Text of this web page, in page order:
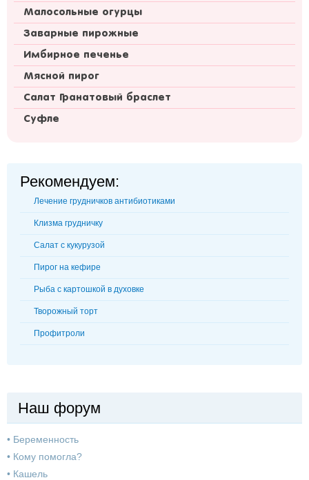
Малосольные огурцы
Заварные пирожные
Имбирное печенье
Мясной пирог
Салат Гранатовый браслет
Суфле
Рекомендуем:
Лечение грудничков антибиотиками
Клизма грудничку
Салат с кукурузой
Пирог на кефире
Рыба с картошкой в духовке
Творожный торт
Профитроли
Наш форум
• Беременность
• Кому помогла?
• Кашель